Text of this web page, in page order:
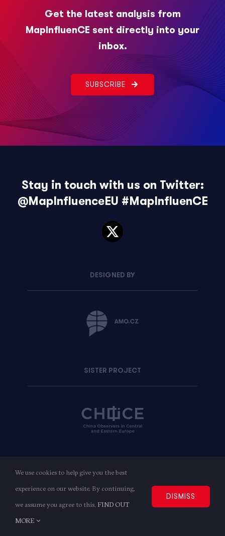
Get the latest analysis from
MapInfluenCE sent directly into your
inbox.
SUBSCRIBE
Stay in touch with us on Twitter:
@MapInfluenceEU #MapInfluenCE
DESIGNED BY
SISTER PROJECT
WITH SUPPORT
We use cookies to help give you the best
experience on our website. By continuing,
we assume you agree to this. FIND OUT
MORE
DISMISS